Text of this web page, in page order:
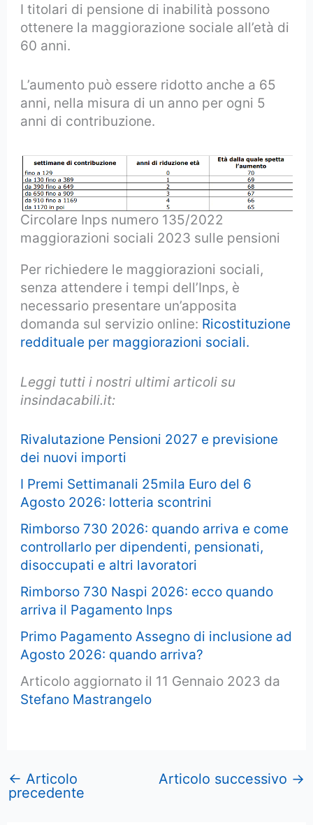
I titolari di pensione di inabilità possono
ottenere la maggiorazione sociale all’età di
60 anni.
L’aumento può essere ridotto anche a 65
anni, nella misura di un anno per ogni 5
anni di contribuzione.
Circolare Inps numero 135/2022
maggiorazioni sociali 2023 sulle pensioni
Per richiedere le maggiorazioni sociali,
senza attendere i tempi dell’Inps, è
necessario presentare un’apposita
domanda sul servizio online: Ricostituzione
reddituale per maggiorazioni sociali.
Leggi tutti i nostri ultimi articoli su
insindacabili.it:
Rivalutazione Pensioni 2027 e previsione
dei nuovi importi
I Premi Settimanali 25mila Euro del 6
Agosto 2026: lotteria scontrini
Rimborso 730 2026: quando arriva e come
controllarlo per dipendenti, pensionati,
disoccupati e altri lavoratori
Rimborso 730 Naspi 2026: ecco quando
arriva il Pagamento Inps
Primo Pagamento Assegno di inclusione ad
Agosto 2026: quando arriva?
Articolo aggiornato il 11 Gennaio 2023 da
Stefano Mastrangelo
← Articolo
precedente
Articolo successivo →